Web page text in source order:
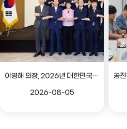
이영해 의장, 2026년 대한민국시도의회의장협의회 정기회 참석
2026-08-05